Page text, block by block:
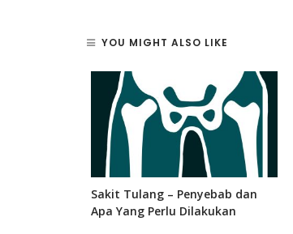
YOU MIGHT ALSO LIKE
Sakit Tulang – Penyebab dan
Apa Yang Perlu Dilakukan